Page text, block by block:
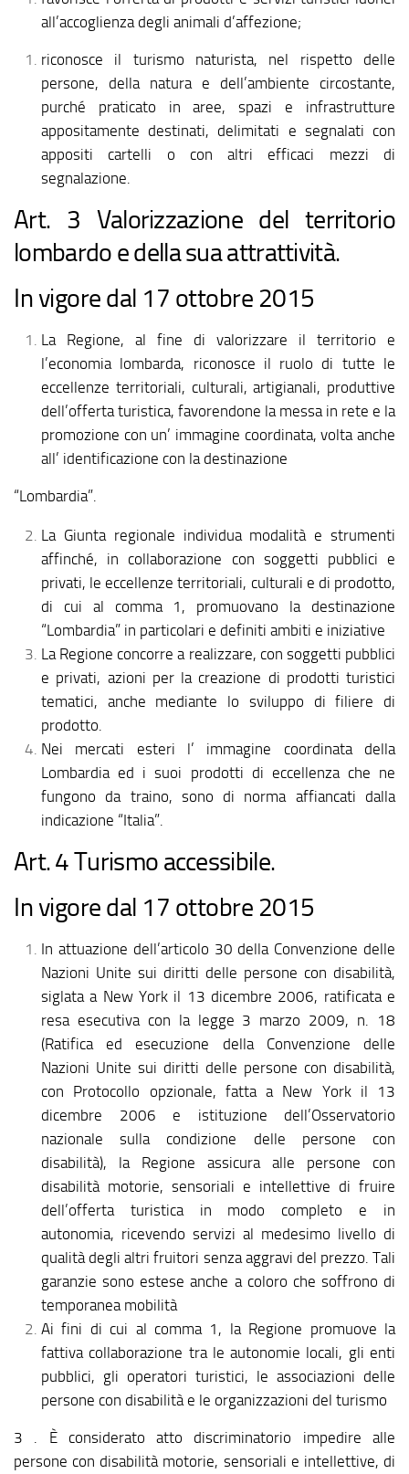
all’accoglienza degli animali d’affezione;
riconosce il turismo naturista, nel rispetto delle
persone, della natura e dell’ambiente circostante,
purché praticato in aree, spazi e infrastrutture
appositamente destinati, delimitati e segnalati con
appositi cartelli o con altri efficaci mezzi di
segnalazione.
Art. 3 Valorizzazione del territorio
lombardo e della sua attrattività.
In vigore dal 17 ottobre 2015
La Regione, al fine di valorizzare il territorio e
l’economia lombarda, riconosce il ruolo di tutte le
eccellenze territoriali, culturali, artigianali, produttive
dell’offerta turistica, favorendone la messa in rete e la
promozione con un’ immagine coordinata, volta anche
all’ identificazione con la destinazione
“Lombardia”.
La Giunta regionale individua modalità e strumenti
affinché, in collaborazione con soggetti pubblici e
privati, le eccellenze territoriali, culturali e di prodotto,
di cui al comma 1, promuovano la destinazione
“Lombardia” in particolari e definiti ambiti e iniziative
La Regione concorre a realizzare, con soggetti pubblici
e privati, azioni per la creazione di prodotti turistici
tematici, anche mediante lo sviluppo di filiere di
prodotto.
Nei mercati esteri l’ immagine coordinata della
Lombardia ed i suoi prodotti di eccellenza che ne
fungono da traino, sono di norma affiancati dalla
indicazione “Italia”.
Art. 4 Turismo accessibile.
In vigore dal 17 ottobre 2015
In attuazione dell’articolo 30 della Convenzione delle
Nazioni Unite sui diritti delle persone con disabilità,
siglata a New York il 13 dicembre 2006, ratificata e
resa esecutiva con la legge 3 marzo 2009, n. 18
(Ratifica ed esecuzione della Convenzione delle
Nazioni Unite sui diritti delle persone con disabilità,
con Protocollo opzionale, fatta a New York il 13
dicembre 2006 e istituzione dell’Osservatorio
nazionale sulla condizione delle persone con
disabilità), la Regione assicura alle persone con
disabilità motorie, sensoriali e intellettive di fruire
dell’offerta turistica in modo completo e in
autonomia, ricevendo servizi al medesimo livello di
qualità degli altri fruitori senza aggravi del prezzo. Tali
garanzie sono estese anche a coloro che soffrono di
temporanea mobilità
Ai fini di cui al comma 1, la Regione promuove la
fattiva collaborazione tra le autonomie locali, gli enti
pubblici, gli operatori turistici, le associazioni delle
persone con disabilità e le organizzazioni del turismo
3 . È considerato atto discriminatorio impedire alle
persone con disabilità motorie, sensoriali e intellettive, di